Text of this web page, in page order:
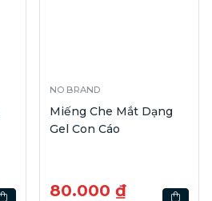
NO BRAND
Miếng Che Mắt Dạng
Gel Con Cáo
80.000 ₫